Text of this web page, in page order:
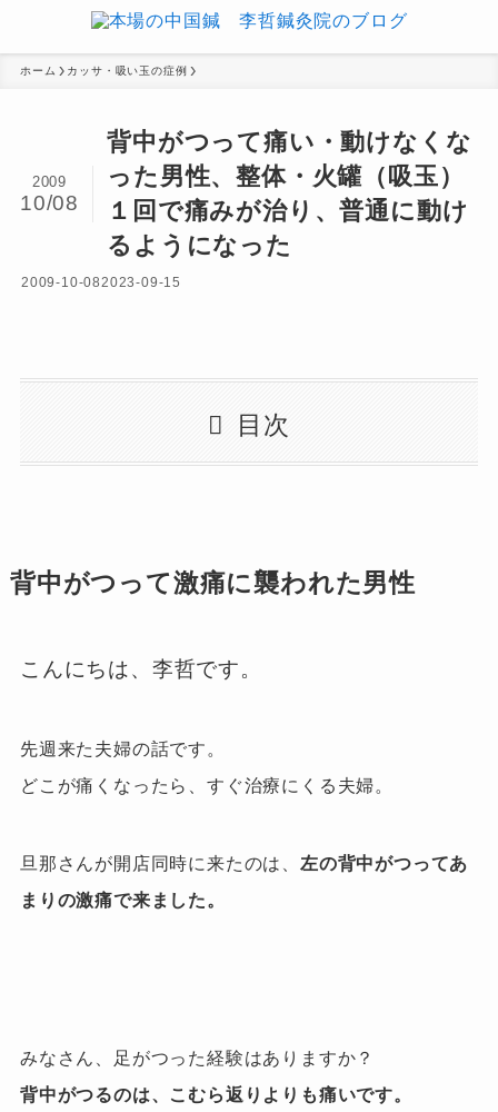
ホーム カッサ・吸い玉の症例
背中がつって痛い・動けなくな
った男性、整体・火罐（吸玉）
１回で痛みが治り、普通に動け
るようになった
2009
10/08
2009-10-082023-09-15
目次
背中がつって激痛に襲われた男性
こんにちは、李哲です。
先週来た夫婦の話です。
どこが痛くなったら、すぐ治療に くる夫婦。
旦那さんが開店同時に来たのは、左の背中がつってあ
まりの激痛で来ました。
みなさん、足がつった経験はありますか？
背中がつるのは、こむら返り よりも痛いです。